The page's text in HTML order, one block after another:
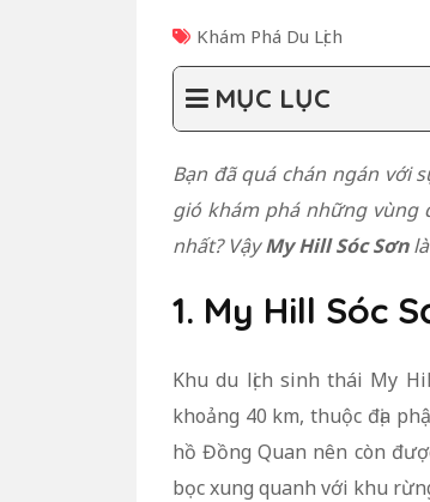
Khám Phá Du Lịch
MỤC LỤC
Bạn đã quá chán ngán với
gió khám phá những vùng
nhất? VậyMy Hill Sóc Sơnlà
1. My Hill Sóc
Khu du lịch sinh thái My
khoảng 40 km, thuộc địa
hồ Đồng Quan nên còn
bọc xung quanh với khu